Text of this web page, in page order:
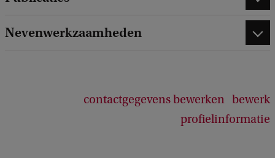
Nevenwerkzaamheden
contactgegevens bewerken bewerk
profielinformatie